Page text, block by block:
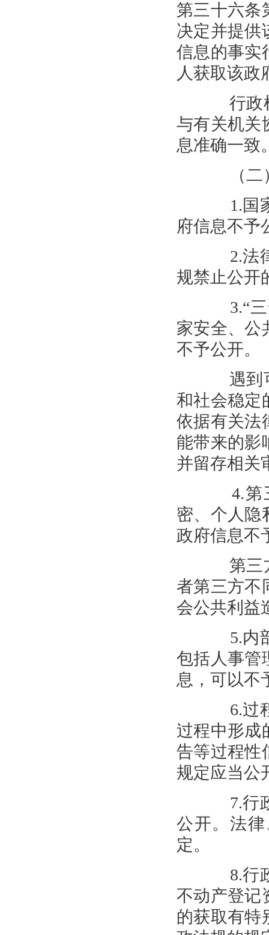
第三十六条
决定并提供
信息的事实
人获取该政
行政机
与有关机关
息准确一致
（二）
1.国家
府信息不予
2.法律
规禁止公开
3.“三
家安全、公
不予公开。
遇到可
和社会稳定
依据有关法
能带来的影
并留存相关
4.第三
密、个人隐
政府信息不
第三方
者第三方不
会公共利益
5.内部
包括人事管
息，可以不
6.过程
过程中形成
告等过程性
规定应当公
7.行政
公开。法
定。
8.行政
不动产登记
的获取有特